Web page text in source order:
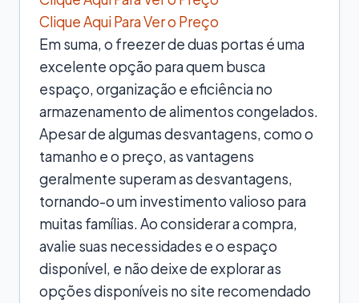
Clique Aqui Para Ver o Preço
Em suma, o freezer de duas portas é uma
excelente opção para quem busca
espaço, organização e eficiência no
armazenamento de alimentos congelados.
Apesar de algumas desvantagens, como o
tamanho e o preço, as vantagens
geralmente superam as desvantagens,
tornando-o um investimento valioso para
muitas famílias. Ao considerar a compra,
avalie suas necessidades e o espaço
disponível, e não deixe de explorar as
opções disponíveis no site recomendado